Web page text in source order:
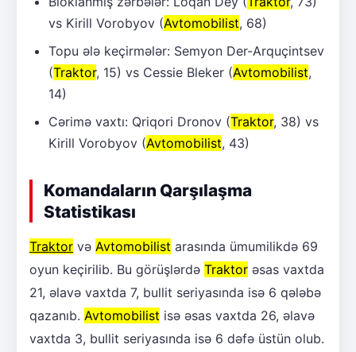
vs Kirill Vorobyov (Avtomobilist, 68)
Topu ələ keçirmələr: Semyon Der-Arquçintsev
(Traktor, 15) vs Cessie Bleker (Avtomobilist,
14)
Cərimə vaxtı: Qriqori Dronov (Traktor, 38) vs
Kirill Vorobyov (Avtomobilist, 43)
Komandaların Qarşılaşma
Statistikası
Traktor və Avtomobilist arasında ümumilikdə 69
oyun keçirilib. Bu görüşlərdə Traktor əsas vaxtda
21, əlavə vaxtda 7, bullit seriyasında isə 6 qələbə
qazanıb. Avtomobilist isə əsas vaxtda 26, əlavə
vaxtda 3, bullit seriyasında isə 6 dəfə üstün olub.